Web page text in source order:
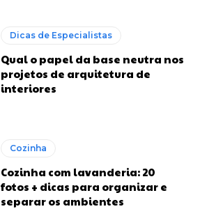
Dicas de Especialistas
Qual o papel da base neutra nos
projetos de arquitetura de
interiores
Cozinha
Cozinha com lavanderia: 20
fotos + dicas para organizar e
separar os ambientes